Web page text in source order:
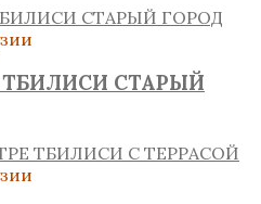
СТАРЫЙ